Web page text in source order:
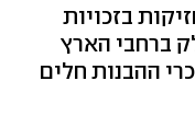
בזכויות
תחנות דלק ברחבי הארץ
ההבנות חלים